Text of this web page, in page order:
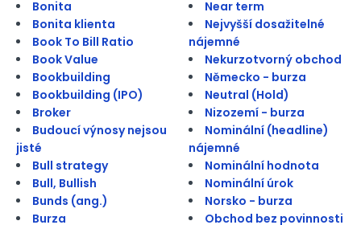
Bonita
Bonita klienta
Book To Bill Ratio
Book Value
Bookbuilding
Bookbuilding (IPO)
Broker
Budoucí výnosy nejsou
jisté
Bull strategy
Bull, Bullish
Bunds (ang.)
Burza
Near term
Nejvyšší dosažitelné
nájemné
Nekurzotvorný obchod
Německo - burza
Neutral (Hold)
Nizozemí - burza
Nominální (headline)
nájemné
Nominální hodnota
Nominální úrok
Norsko - burza
Obchod bez povinnosti